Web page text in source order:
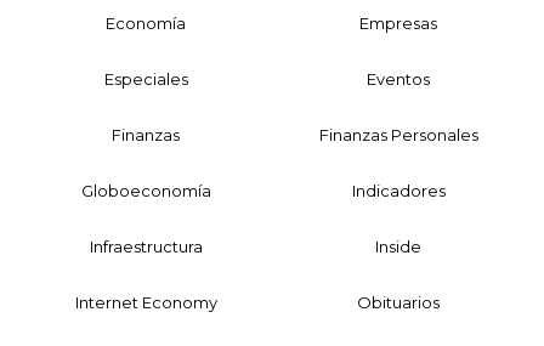
Economía Empresas
Especiales Eventos
Finanzas Finanzas Personales
Globoeconomía Indicadores
Infraestructura Inside
Internet Economy Obituarios